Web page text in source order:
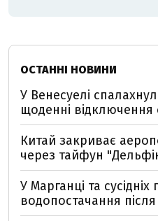
ОСТАННІ НОВИНИ
У Венесуелі
щоденні відключення
Китай закриває
через тайфун
У Марганці та
водопостачання після